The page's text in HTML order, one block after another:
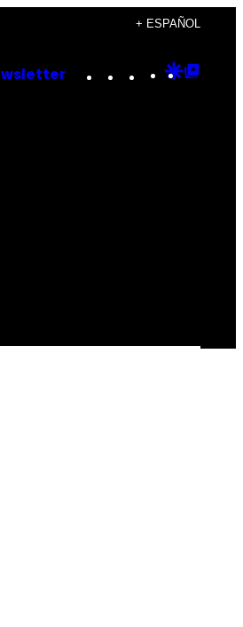
+ ESPAÑOL
Instagram
TikTok
YouTube
Google